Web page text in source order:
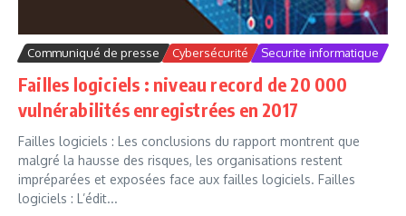
Communiqué de presse Cybersécurité Securite informatique
Failles logiciels : niveau record de 20 000
vulnérabilités enregistrées en 2017
Failles logiciels : Les conclusions du rapport montrent que
malgré la hausse des risques, les organisations restent
impréparées et exposées face aux failles logiciels. Failles
logiciels : L’édit...